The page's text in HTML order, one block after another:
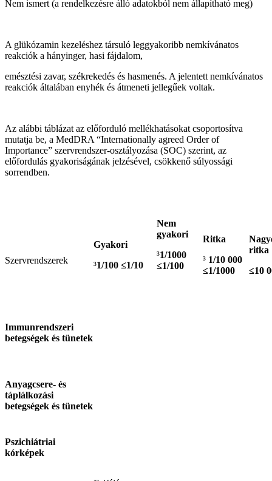
Nem ismert (a rendelkezésre álló adatokból nem állapítható meg)
A glükózamin kezeléshez társuló leggyakoribb nemkívánatos
reakciók a hányinger, hasi fájdalom,
emésztési zavar, székrekedés és hasmenés. A jelentett nemkívánatos
reakciók általában enyhék és átmeneti jellegűek voltak.
Az alábbi táblázat az előforduló mellékhatásokat csoportosítva
mutatja be, a MedDRA “Internationally agreed Order of
Importance” szervrendszer-osztályozása (SOC) szerint, az
előfordulás gyakoriságának jelzésével, csökkenő súlyossági
sorrendben.
Szervrendszerek
Gyakori
³1/100 ≤1/10
Nem
gyakori
³1/1000
≤1/100
Ritka
³ 1/10 000
≤1/1000
ritka
≤10
Immunrendszeri
betegségek és tünetek
Anyagcsere- és
táplálkozási
betegségek és tünetek
Pszichiátriai
kórképek